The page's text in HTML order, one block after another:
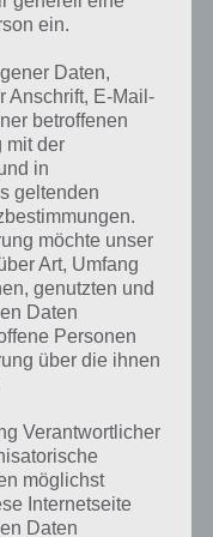
oder nur 1 bis 2-
Gebäude errichten. So
unterschiedliche
die Gebäude, die
kann man ja nicht
überlegen, ob man
Stunden die Gebäude
auch
bringen zusätzliche
das erste Gelände
ihr sofort in die Nähe
ein.
Daten,
Anschrift, E-Mail-
betroffenen
mit der
in
geltenden
möchte unser
Art, Umfang
genutzten und
Daten
Personen
über die ihnen
Verantwortlicher
möglichst
Internetseite
Daten